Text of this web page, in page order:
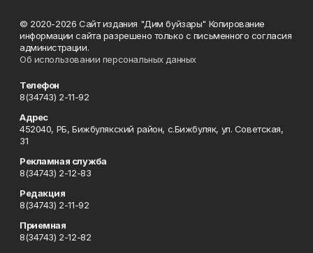
© 2020-2026 Сайт издания "Дим буйзары" Копирование
информации сайта разрешено только с письменного согласия
администрации.
Об использовании персональных данных
Телефон
8(34743) 2-11-92
Адрес
452040, РБ, Бижбулякский район, с.Бижбуляк, ул. Советская,
31
Рекламная служба
8(34743) 2-12-83
Редакция
8(34743) 2-11-92
Приемная
8(34743) 2-12-82